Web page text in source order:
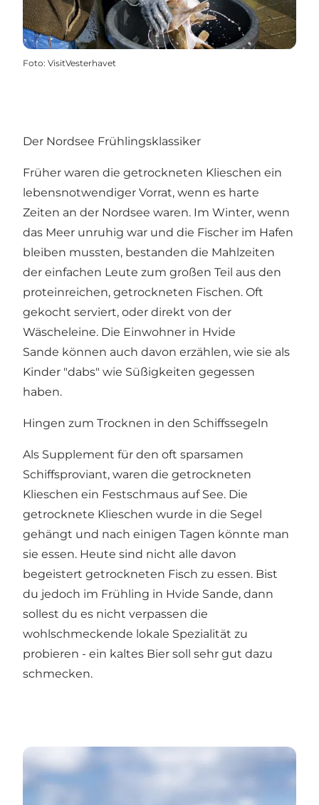
Foto: VisitVesterhavet
Der Nordsee Frühlingsklassiker
Früher waren die getrockneten Klieschen ein
lebensnotwendiger Vorrat, wenn es harte
Zeiten an der Nordsee waren. Im Winter, wenn
das Meer unruhig war und die Fischer im Hafen
bleiben mussten, bestanden die Mahlzeiten
der einfachen Leute zum großen Teil aus den
proteinreichen, getrockneten Fischen. Oft
gekocht serviert, oder direkt von der
Wäscheleine. Die Einwohner in Hvide
Sande können auch davon erzählen, wie sie als
Kinder "dabs" wie Süßigkeiten gegessen
haben.
Hingen zum Trocknen in den Schiffssegeln
Als Supplement für den oft sparsamen
Schiffsproviant, waren die getrockneten
Klieschen ein Festschmaus auf See. Die
getrocknete Klieschen wurde in die Segel
gehängt und nach einigen Tagen könnte man
sie essen. Heute sind nicht alle davon
begeistert getrockneten Fisch zu essen. Bist
du jedoch im Frühling in Hvide Sande, dann
sollest du es nicht verpassen die
wohlschmeckende lokale Spezialität zu
probieren - ein kaltes Bier soll sehr gut dazu
schmecken.
MACH MIT BEIM DABS-TAG